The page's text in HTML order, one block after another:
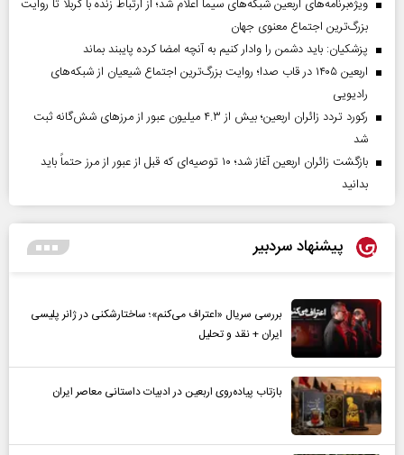
ویژه‌برنامه‌های اربعین شبکه‌های سیما اعلام شد؛ از ارتباط زنده با کربلا تا روایت
بزرگ‌ترین اجتماع معنوی جهان
پزشکیان: باید دشمن را وادار کنیم به آنچه امضا کرده پایبند بماند
اربعین ۱۴۰۵ در قاب صدا؛ روایت بزرگ‌ترین اجتماع شیعیان از شبکه‌های
رادیویی
رکورد تردد زائران اربعین؛ بیش از ۴.۳ میلیون عبور از مرزهای شش‌گانه ثبت
شد
بازگشت زائران اربعین آغاز شد؛ ۱۰ توصیه‌ای که قبل از عبور از مرز حتماً باید
بدانید
پیشنهاد سردبیر
بررسی سریال «اعتراف می‌کنم»؛ ساختارشکنی در ژانر پلیسی
ایران + نقد و تحلیل
بازتاب پیاده‌روی اربعین در ادبیات داستانی معاصر ایران